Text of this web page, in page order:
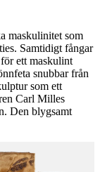
maskulinitet som
Samtidigt fångar
ett maskulint
snubbar från
som ett
Carl Milles
Den blygsamt